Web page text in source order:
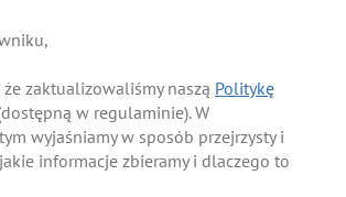
zaktualizowaliśmy naszą Politykę
w regulaminie). W
wyjaśniamy w sposób przejrzysty i
informacje zbieramy i dlaczego to